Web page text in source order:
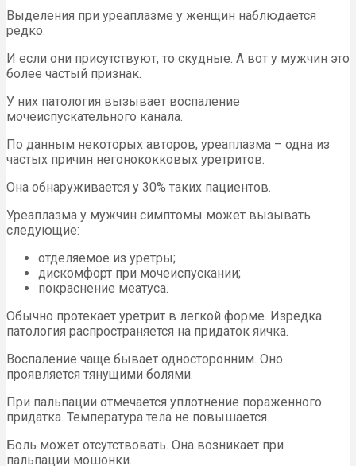
Выделения при уреаплазме у женщин наблюдается
редко.
И если они присутствуют, то скудные. А вот у мужчин это
более частый признак.
У них патология вызывает воспаление
мочеиспускательного канала.
По данным некоторых авторов, уреаплазма – одна из
частых причин негонококковых уретритов.
Она обнаруживается у 30% таких пациентов.
Уреаплазма у мужчин симптомы может вызывать
следующие:
отделяемое из уретры;
дискомфорт при мочеиспускании;
покраснение меатуса.
Обычно протекает уретрит в легкой форме. Изредка
патология распространяется на придаток яичка.
Воспаление чаще бывает односторонним. Оно
проявляется тянущими болями.
При пальпации отмечается уплотнение пораженного
придатка. Температура тела не повышается.
Боль может отсутствовать. Она возникает при
пальпации мошонки.